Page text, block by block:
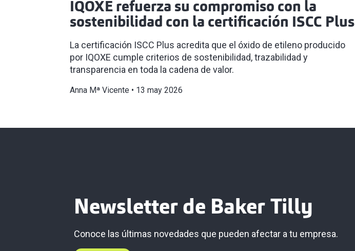
IQOXE refuerza su compromiso con la
sostenibilidad con la certificación ISCC Plus
La certificación ISCC Plus acredita que el óxido de etileno producido
por IQOXE cumple criterios de sostenibilidad, trazabilidad y
transparencia en toda la cadena de valor.
Anna Mª Vicente 13 may 2026
Newsletter de Baker Tilly
Conoce las últimas novedades que pueden afectar a tu empresa.